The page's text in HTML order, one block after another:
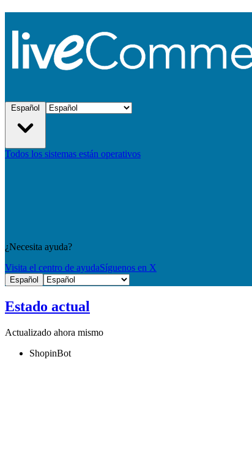
Español
Todos los sistemas están operativos
¿Necesita ayuda?
Visita el centro de ayudaSíguenos en X
Español
Estado actual
Actualizado ahora mismo
ShopinBot